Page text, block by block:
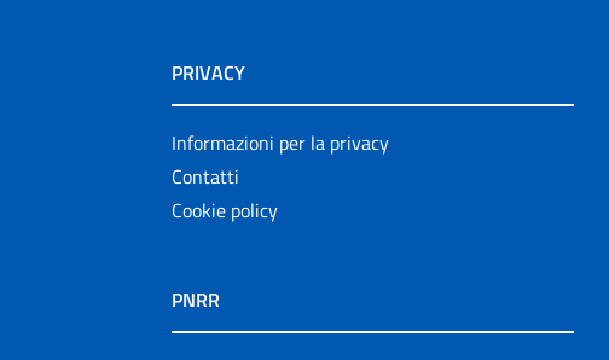
PRIVACY
Informazioni per la privacy
Contatti
Cookie policy
PNRR